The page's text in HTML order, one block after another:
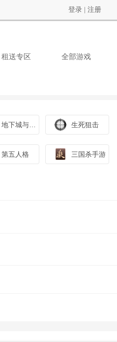
登录 注册
租送专区 全部游戏
生死狙击
第五人格 三国杀手游